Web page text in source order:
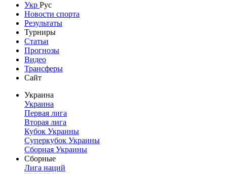
Укр Рус
Новости спорта
Результаты
Турниры
Статьи
Прогнозы
Видео
Трансферы
Сайт
Украина
Украина
Первая лига
Вторая лига
Кубок Украины
Суперкубок Украины
Сборная Украины
Сборные
Лига наций